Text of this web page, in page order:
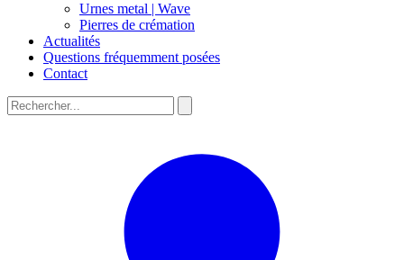
Urnes metal | Wave
Pierres de crémation
Actualités
Questions fréquemment posées
Contact